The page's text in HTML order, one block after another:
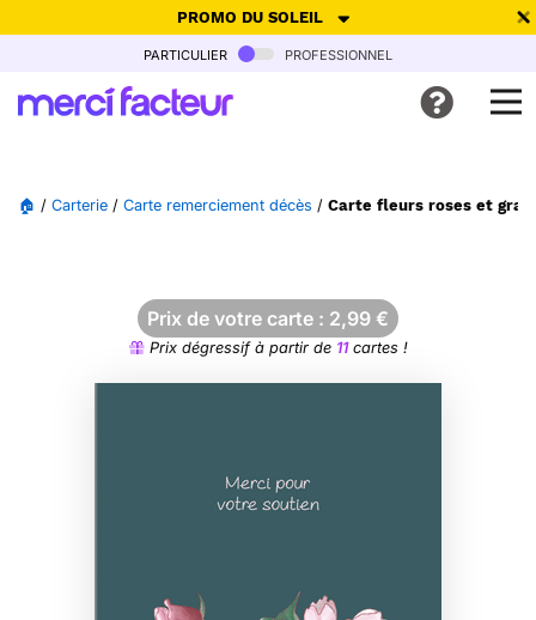
PROMO DU SOLEIL
-30% de réduction avec le code SUMMER26pour envoyer des
Ne plus afficher
particulier professionnel
🏠 / Carterie / Carte remerciement décès / Carte fleurs roses et
Prix de votre carte : 2,99 €
Prix dégressif à partir de 11cartes !